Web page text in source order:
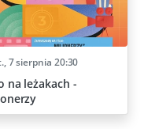
7 sierpnia 20:30
na leżakach -